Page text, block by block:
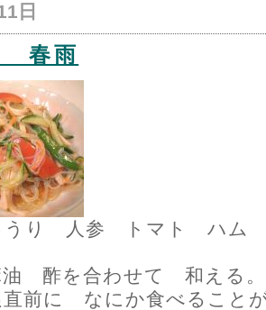
日
春雨
うり 人参 トマト ハム
酢を合わせて 和える。
直前に なにか食べること